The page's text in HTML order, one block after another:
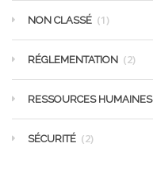
NON CLASSÉ (1)
RÉGLEMENTATION (2)
RESSOURCES HUMAINES
SÉCURITÉ (2)